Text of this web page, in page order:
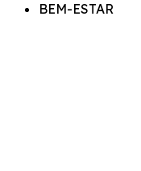
BEM-ESTAR